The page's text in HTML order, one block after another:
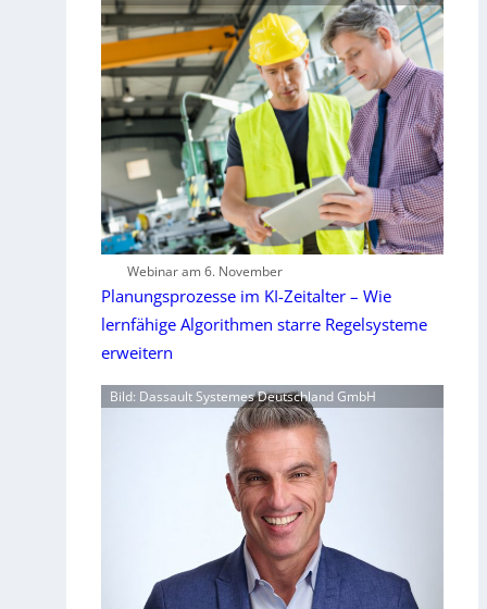
Webinar am 6. November
Planungsprozesse im KI-Zeitalter – Wie
lernfähige Algorithmen starre Regelsysteme
erweitern
Bild: Dassault Systemes Deutschland GmbH